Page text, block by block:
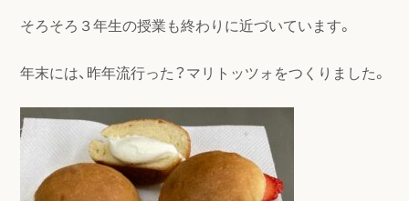
そろそろ３年生の授業も終わりに近づいています。
年末には、昨年流行った？マリトッツォをつくりました。